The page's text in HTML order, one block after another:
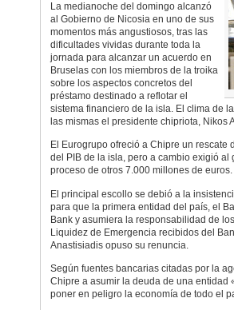
La medianoche del domingo alcanzó
al Gobierno de Nicosia en uno de sus
momentos más angustiosos, tras las
dificultades vividas durante toda la
jornada para alcanzar un acuerdo en
Bruselas con los miembros de la troika
sobre los aspectos concretos del
préstamo destinado a reflotar el
sistema financiero de la isla. El clima de
las mismas el presidente chipriota,
El Eurogrupo ofreció a Chipre un
del PIB de la isla, pero a cambio exigió
proceso de otros 7.000 millones de euros.
El principal escollo se debió a la
para que la primera entidad del país, el
Bank y asumiera la responsabilidad de
Liquidez de Emergencia recibidos del
Anastisiadis opuso su renuncia.
Según fuentes bancarias citadas por la
Chipre a asumir la deuda de una entidad
poner en peligro la economía de todo el